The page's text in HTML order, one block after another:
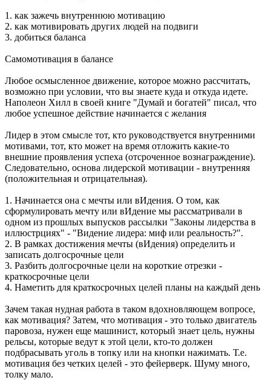
1. как зажечь внутреннюю мотивацию
2. как мотивировать других людей на подвиги
3. добиться баланса
Самомотивация в балансе
Любое осмысленное движение, которое можно рассчитать,
возможно при условии, что вы знаете куда и откуда идете.
Наполеон Хилл в своей книге "Думай и богатей" писал, что
любое успешное действие начинается с желания
Лидер в этом смысле тот, кто руководствуется внутренними
мотивами, тот, кто может на время отложить какие-то
внешние проявления успеха (отсроченное вознаграждение).
Следовательно, основа лидерской мотивации - внутренняя
(положительная и отрицательная).
1. Начинается она с мечты или вИдения. О том, как
сформулировать мечту или вИдение мы рассматривали в
одном из прошлых выпусков рассылки "Законы лидерства в
иллюстрциях" - "Видение лидера: миф или реальность?".
2. В рамках достижения мечты (вИдения) определить и
записать долгосрочные цели
3. Разбить долгосрочные цели на короткие отрезки -
краткосрочные цели
4. Наметить для краткосрочных целей планы на каждый день
Зачем такая нудная работа в таком вдохновляющем вопросе,
как мотивация? Затем, что мотивация - это только двигатель
паровоза, нужен еще машинист, который знает цель, нужны
рельсы, которые ведут к этой цели, кто-то должен
подбрасывать уголь в топку или на кнопки нажимать. Т.е.
мотивация без четких целей - это фейерверк. Шуму много,
толку мало.